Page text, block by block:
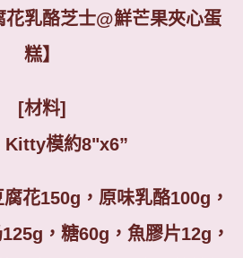
花乳酪芝士@鮮芒果夾心蛋
糕】
[材料]
Kitty模約8"x6”
腐花150g ，原味乳酪100g ，
125g ，糖60g ，魚膠片12g ，